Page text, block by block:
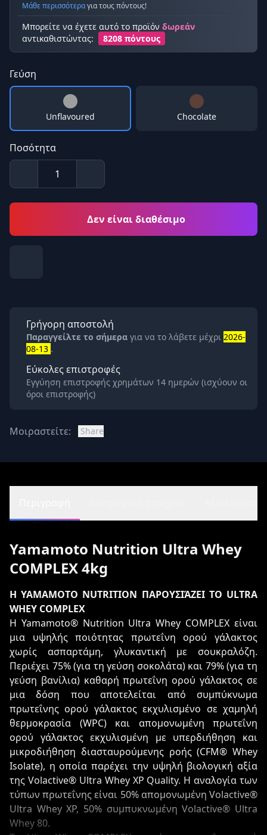
Μάθε περισσότεραγια τους πόντους!
Μπορείτε να έχετε αυτό το προϊόν δωρεάν
αντικαθιστώντας:
8208 πόντους
Γεύση
Unflavoured Chocolate
Ποσότητα
Δεν είναι διαθέσιμο
Γρήγορη αποστολή
Παραγγείλτε το σήμερα για να το λάβετε μέχρι 2026-
08-13 .
Εύκολες επιστροφές
Εγγύηση επιστροφής χρημάτων 14 ημερών (ισχύουν οι
όροι επιστροφής)
Μοιραστείτε: Share
Yamamoto Nutrition Ultra Whey
COMPLEX 4kg
Η YAMAMOTO NUTRITION ΠΑΡΟΥΣΙΆΖΕΙ ΤΟ ULTRA
WHEY COMPLEX
Η Yamamoto® Nutrition Ultra Whey COMPLEX είναι
μια υψηλής ποιότητας πρωτεΐνη ορού γάλακτος
χωρίς ασπαρτάμη, γλυκαντική με σουκραλόζη.
Περιέχει 75% (για τη γεύση σοκολάτα) και 79% (για τη
γεύση βανίλια) καθαρή πρωτεΐνη ορού γάλακτος σε
μια δόση που αποτελείται από συμπύκνωμα
πρωτεΐνης ορού γάλακτος εκχυλισμένο σε χαμηλή
θερμοκρασία (WPC) και απομονωμένη πρωτεΐνη
ορού γάλακτος εκχυλισμένη με υπερδιήθηση και
μικροδιήθηση διασταυρούμενης ροής (CFM® Whey
Isolate), η οποία παρέχει την υψηλή βιολογική αξία
της Volactive® Ultra Whey XP Quality. Η αναλογία των
τύπων πρωτεΐνης είναι 50% απομονωμένη Volactive®
Ultra Whey XP, 50% συμπυκνωμένη Volactive® Ultra
Whey 80.